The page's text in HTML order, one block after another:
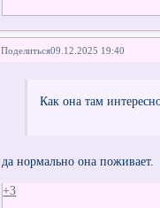
Поделиться09.12.2025 19:40
Как она там
да нормально она
+3